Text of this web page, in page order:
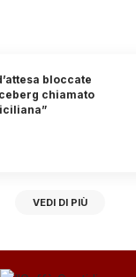
bloccate
chiamato
VEDI DI PIÙ